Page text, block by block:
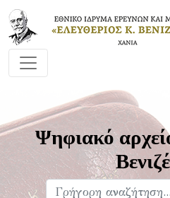
Ψηφιακό